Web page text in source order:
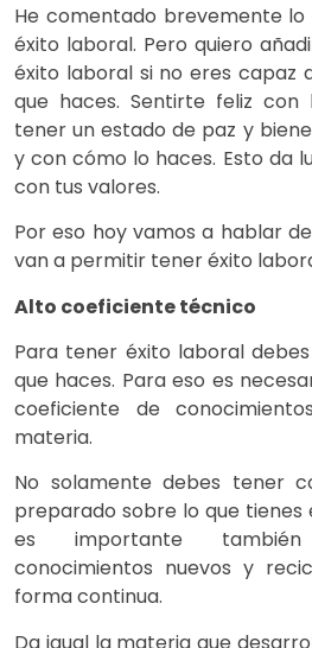
He comentado brevemente
éxito laboral. Pero quiero
éxito laboral si no eres capaz
que haces. Sentirte feliz
tener un estado de paz y
y con cómo lo haces. Esto da
con tus valores.
Por eso hoy vamos a hablar
van a permitir tener éxito
Alto coeficiente técnico
Para tener éxito laboral
que haces. Para eso es
coeficiente de
materia.
No solamente debes tener
preparado sobre lo que tienes
es importante
conocimientos nuevos y
forma continua.
Da igual la materia que